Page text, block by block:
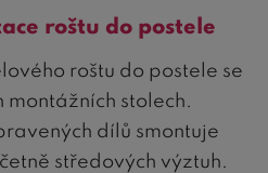
roštu do postele
roštu do postele se
stolech.
dílů smontuje
středových výztuh.